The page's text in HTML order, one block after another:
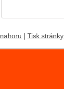
nahoru Tisk stránky